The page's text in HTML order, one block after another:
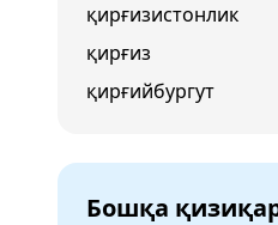
қирғизистонлик
қирғиз
қирғийбургут
Бошқа